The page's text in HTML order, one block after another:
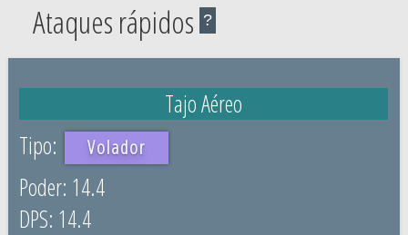
Ataques rápidos ?
Tajo Aéreo
Volador
14.4
14.4